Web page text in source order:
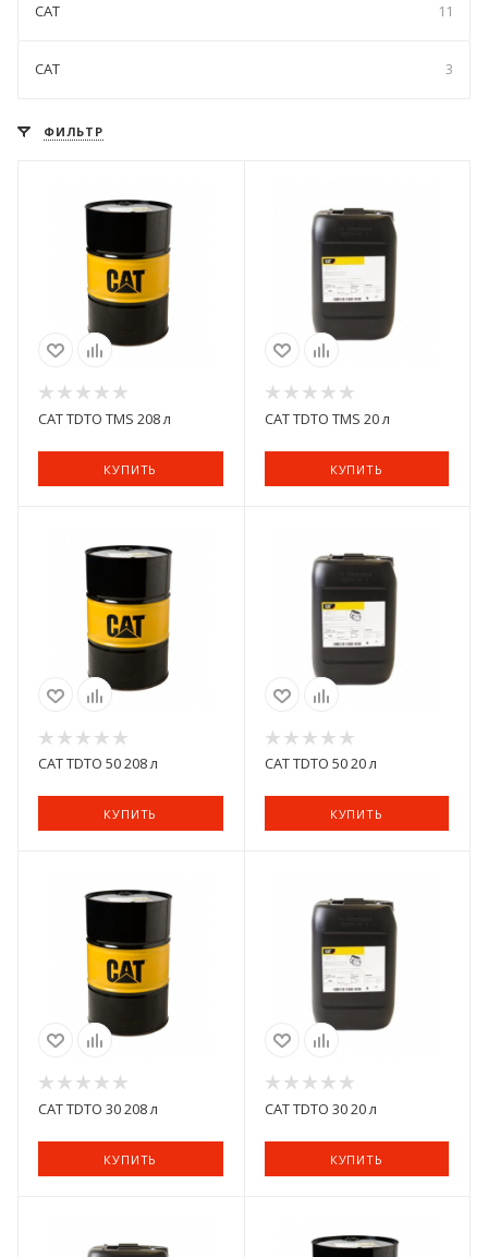
CAT 11
CAT 3
ФИЛЬТР
CAT TDTO TMS 208 л
КУПИТЬ
CAT TDTO TMS 20 л
КУПИТЬ
CAT TDTO 50 208 л
КУПИТЬ
CAT TDTO 50 20 л
КУПИТЬ
CAT TDTO 30 208 л
КУПИТЬ
CAT TDTO 30 20 л
КУПИТЬ